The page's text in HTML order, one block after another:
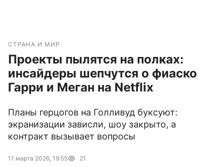
СТРАНА И МИР
Проекты пылятся на полках:
инсайдеры шепчутся о фиаско
Гарри и Меган на Netflix
Планы герцогов на Голливуд буксуют:
экранизации зависли, шоу закрыто, а
контракт вызывает вопросы
11 марта 2026, 19:55 21